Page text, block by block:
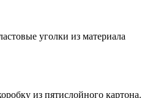
уголки из материала
из пятислойного картона.